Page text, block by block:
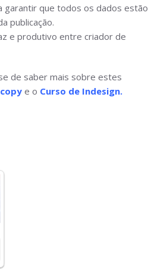
garantir que todos os dados estão
publicação.
e produtivo entre criador de
de saber mais sobre estes
e o Curso de Indesign.